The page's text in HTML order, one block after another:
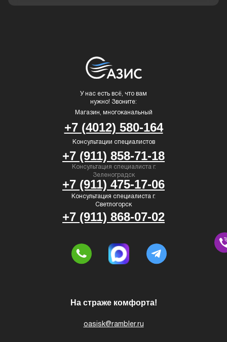
oasisk@rambler.ru
У нас есть всё, что вам
нужно! Звоните:
На страже комфорта!
Магазин, многоканальный
Консультация специалиста г.
Светлогорск
Консультация специалиста г.
Зеленоградск
Консультации специалистов
+7 (911) 858-71-18
+7 (911) 475-17-06
+7 (911) 868-07-02
+7 (4012) 580-164